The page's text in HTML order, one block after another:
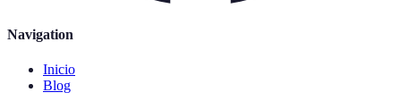
Navigation
Inicio
Blog